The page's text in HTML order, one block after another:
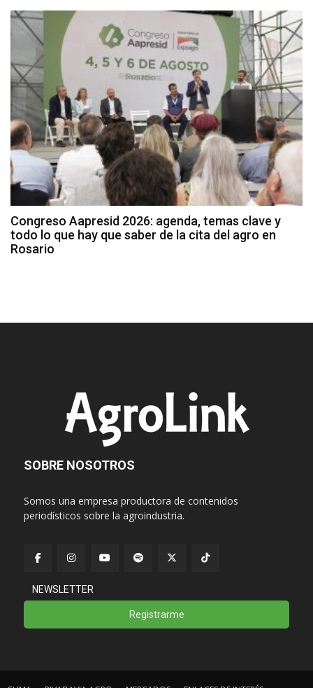
Congreso Aapresid 2026: agenda, temas clave y
todo lo que hay que saber de la cita del agro en
Rosario
SOBRE NOSOTROS
Somos una empresa productora de contenidos
periodísticos sobre la agroindustria.
NEWSLETTER
Registrarme